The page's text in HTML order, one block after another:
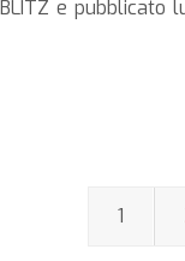
e pubblicato
1